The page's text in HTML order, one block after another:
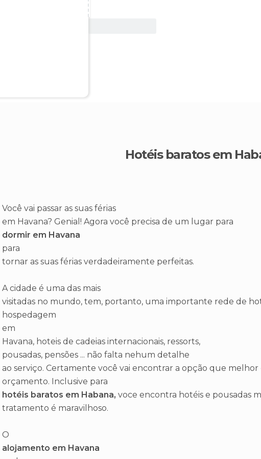
Hotéis baratos em
Você vai passar as suas férias
em Havana? Genial! Agora você precisa de um lugar para
dormir em Havana
para
tornar as suas férias verdadeiramente perfeitas.
A cidade é uma das mais
visitadas no mundo, tem, portanto, uma importante rede de
hospedagem
em
Havana, hoteis de cadeias internacionais, ressorts,
pousadas, pensões ... não falta nehum detalhe
ao serviço. Certamente você vai encontrar a opção que melhor
orçamento. Inclusive para
hotéis baratos em Habana, voce encontra hotéis e pousadas
tratamento é maravilhoso.
O
alojamento em Havana